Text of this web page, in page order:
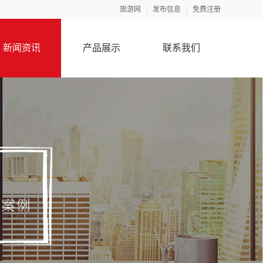
旅游网 发布信息 免费注册
新闻资讯 产品展示 联系我们